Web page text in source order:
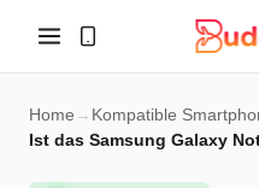
Home → Kompatible
Ist das Samsung Galaxy